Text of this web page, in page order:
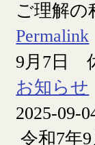
ご理解
Permalink
9月7日
お知らせ
2025-09-
令和7年